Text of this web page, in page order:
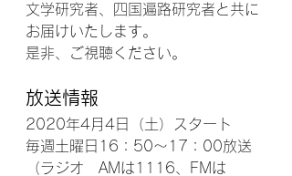
文学研究者、四国遍路研究者と共に
お届けいたします。
是非、ご視聴ください。
放送情報
2020年4月4日（土）スタート
毎週土曜日16：50～17：00放送
（ラジオ　AMは1116、FMは